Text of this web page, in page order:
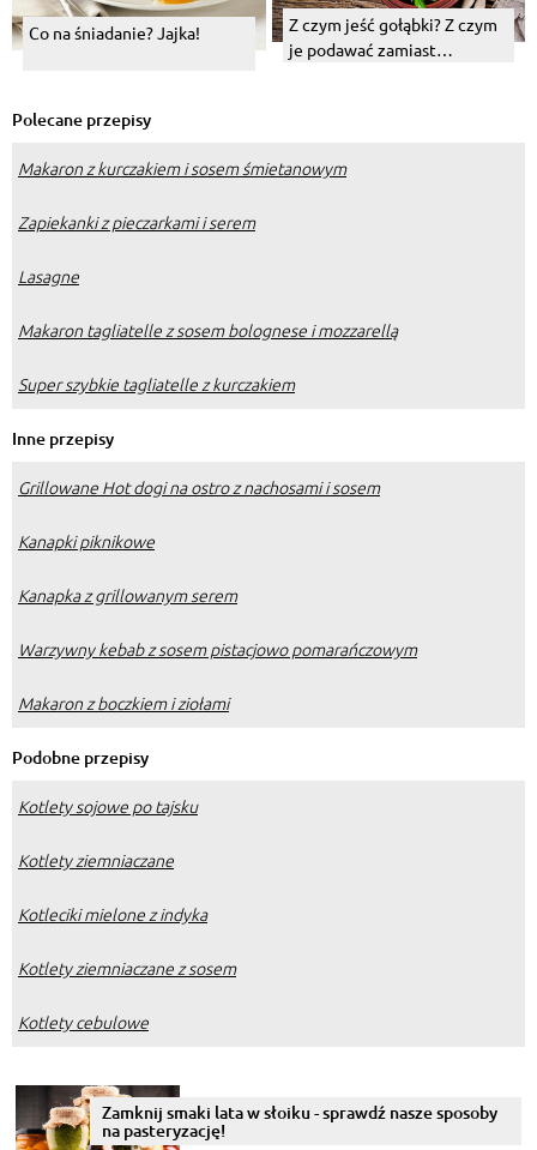
Co na śniadanie? Jajka!
Z czym jeść gołąbki? Z czym
je podawać zamiast
Polecane przepisy
Makaron z kurczakiem i sosem śmietanowym
Zapiekanki z pieczarkami i serem
Lasagne
Makaron tagliatelle z sosem bolognese i mozzarellą
Super szybkie tagliatelle z kurczakiem
Inne przepisy
Grillowane Hot dogi na ostro z nachosami i sosem
Kanapki piknikowe
Kanapka z grillowanym serem
Warzywny kebab z sosem pistacjowo pomarańczowym
Makaron z boczkiem i ziołami
Podobne przepisy
Kotlety sojowe po tajsku
Kotlety ziemniaczane
Kotleciki mielone z indyka
Kotlety ziemniaczane z sosem
Kotlety cebulowe
Zamknij smaki lata w słoiku - sprawdź nasze sposoby
na pasteryzację!